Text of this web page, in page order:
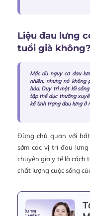
Liệu đau lưng
tuổi già không?
Mặc dù nguy cơ đau
nhiên, nhưng nó
hóa. Duy trì một lối
tập thể dục thường
kể tình trạng đau lưng ở
Đừng chủ quan với
sớm các vị trí đau
chuyên gia y tế là cách
chất lượng cuộc sống